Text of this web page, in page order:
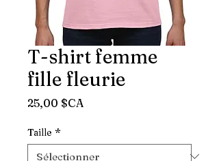
T-shirt femme
fille fleurie
25,00 $CA
Taille *